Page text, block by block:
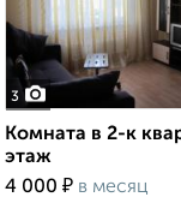
3
Комната в 2-к
этаж
4 000 ₽ в месяц